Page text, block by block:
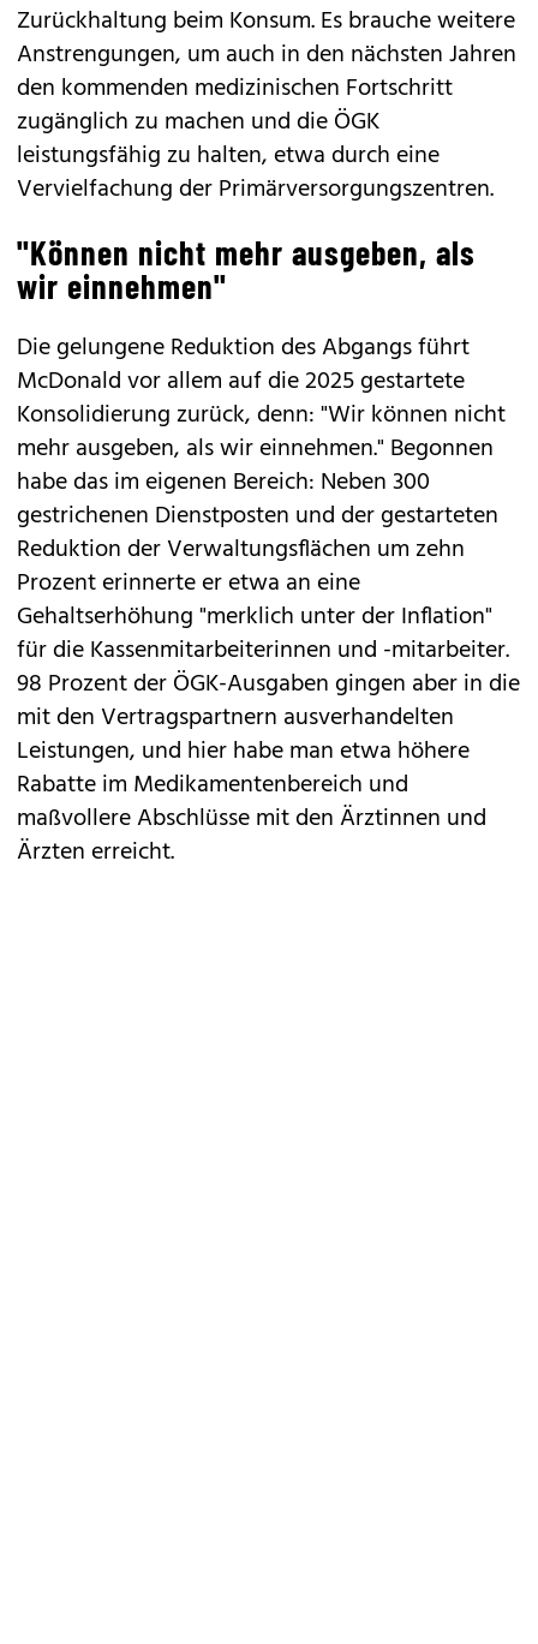
Zurückhaltung beim Konsum. Es brauche weitere
Anstrengungen, um auch in den nächsten Jahren
den kommenden medizinischen Fortschritt
zugänglich zu machen und die ÖGK
leistungsfähig zu halten, etwa durch eine
Vervielfachung der Primärversorgungszentren.
"Können nicht mehr ausgeben, als
wir einnehmen"
Die gelungene Reduktion des Abgangs führt
McDonald vor allem auf die 2025 gestartete
Konsolidierung zurück, denn: "Wir können nicht
mehr ausgeben, als wir einnehmen." Begonnen
habe das im eigenen Bereich: Neben 300
gestrichenen Dienstposten und der gestarteten
Reduktion der Verwaltungsflächen um zehn
Prozent erinnerte er etwa an eine
Gehaltserhöhung "merklich unter der Inflation"
für die Kassenmitarbeiterinnen und -mitarbeiter.
98 Prozent der ÖGK-Ausgaben gingen aber in die
mit den Vertragspartnern ausverhandelten
Leistungen, und hier habe man etwa höhere
Rabatte im Medikamentenbereich und
maßvollere Abschlüsse mit den Ärztinnen und
Ärzten erreicht.